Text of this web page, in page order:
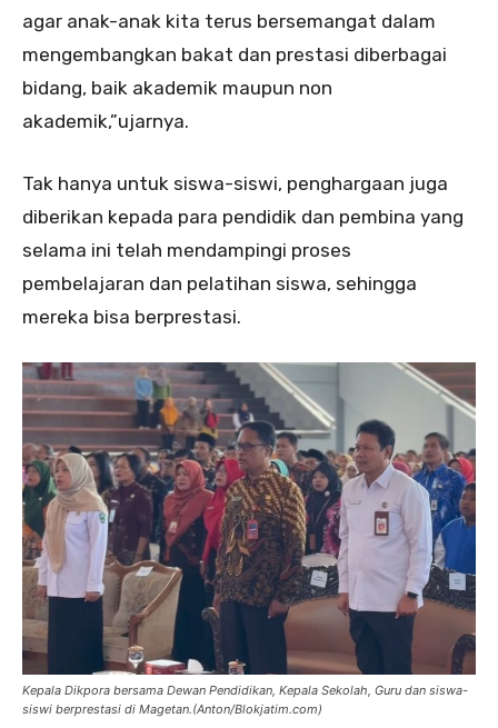
agar anak-anak kita terus bersemangat dalam
mengembangkan bakat dan prestasi diberbagai
bidang, baik akademik maupun non
akademik,”ujarnya.
Tak hanya untuk siswa-siswi, penghargaan juga
diberikan kepada para pendidik dan pembina yang
selama ini telah mendampingi proses
pembelajaran dan pelatihan siswa, sehingga
mereka bisa berprestasi.
Kepala Dikpora bersama Dewan Pendidikan, Kepala Sekolah, Guru dan siswa-
siswi berprestasi di Magetan.(Anton/Blokjatim.com)